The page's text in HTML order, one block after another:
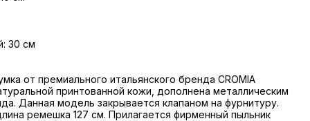
30 см
от премиального итальянского бренда CROMIA
принтованной кожи, дополнена металлическим
Данная модель закрывается клапаном на фурнитуру.
ремешка 127 см. Прилагается фирменный пыльник